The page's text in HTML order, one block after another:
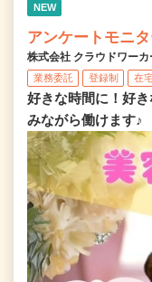
NEW
アンケートモニタ
株式会社 クラウドワーカ
業務委託 登録制 在
好きな時間に！好
みながら働けます♪